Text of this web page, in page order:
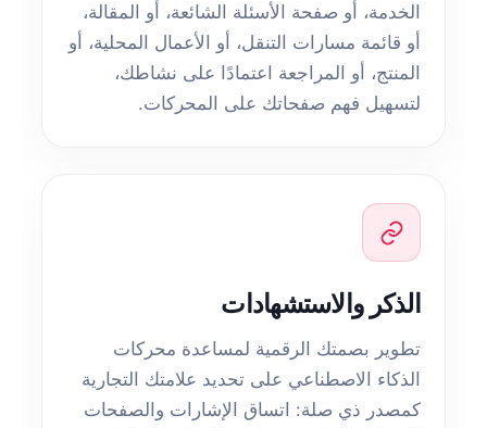
الخدمة، أو صفحة الأسئلة الشائعة، أو المقالة،
أو قائمة مسارات التنقل، أو الأعمال المحلية، أو
المنتج، أو المراجعة اعتمادًا على نشاطك،
لتسهيل فهم صفحاتك على المحركات.
الذكر والاستشهادات
تطوير بصمتك الرقمية لمساعدة محركات
الذكاء الاصطناعي على تحديد علامتك التجارية
كمصدر ذي صلة: اتساق الإشارات والصفحات